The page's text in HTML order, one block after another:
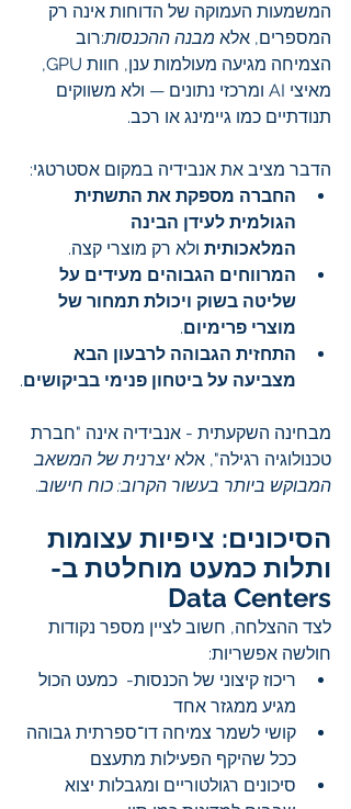
המשמעות העמוקה של הדוחות אינה רק
המספרים, אלא מבנה ההכנסות:רוב
הצמיחה מגיעה מעולמות ענן, חוות GPU,
מאיצי AI ומרכזי נתונים — ולא משווקים
תנודתיים כמו גיימינג או רכב.
הדבר מציב את אנבידיה במקום אסטרטגי:
החברה מספקת את התשתית
הגולמית לעידן הבינה
המלאכותית ולא רק מוצרי קצה.
המרווחים הגבוהים מעידים על
שליטה בשוק ויכולת תמחור של
מוצרי פרימיום.
התחזית הגבוהה לרבעון הבא
מצביעה על ביטחון פנימי בביקושים.
מבחינה השקעתית - אנבידיה אינה "חברת
טכנולוגיה רגילה", אלא יצרנית של המשאב
המבוקש ביותר בעשור הקרוב: כוח חישוב.
הסיכונים: ציפיות עצומות
ותלות כמעט מוחלטת ב-
Data Centers
לצד ההצלחה, חשוב לציין מספר נקודות
חולשה אפשריות:
ריכוז קיצוני של הכנסות-  כמעט הכול
מגיע ממגזר אחד
קושי לשמר צמיחה דו־ספרתית גבוהה
ככל שהיקף הפעילות מתעצם
סיכונים רגולטוריים ומגבלות יצוא